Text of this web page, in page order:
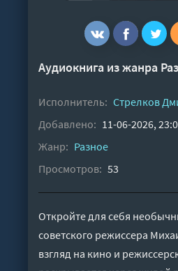
Аудиокнига из жанра
Исполнитель: Стрелков
Добавлено: 11-06-2026,
Жанр: Разное
Просмотров: 53
Откройте для себя
советского режиссера
взгляд на кино и